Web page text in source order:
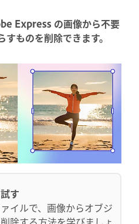
Express の画像から不要
ものを削除できます。
す
イルで、画像からオブジ